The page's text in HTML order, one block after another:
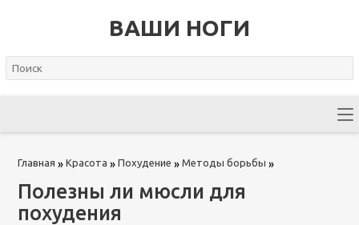
ВАШИ НОГИ
Главная » Красота » Похудение » Методы борьбы »
Полезны ли мюсли для
похудения